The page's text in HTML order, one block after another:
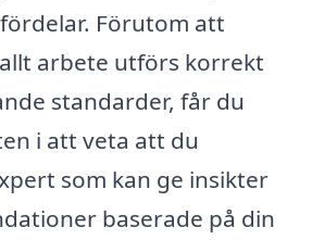
Förutom att
arbete utförs korrekt
standarder, får du
i att veta att du
som kan ge insikter
baserade på din